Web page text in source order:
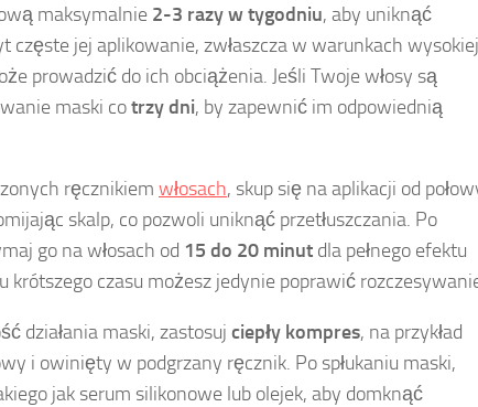
maksymalnie 2-3 razy w tygodniu, aby uniknąć
częste jej aplikowanie, zwłaszcza w warunkach wysokiej
prowadzić do ich obciążenia. Jeśli Twoje włosy są
maski cotrzy dni, by zapewnić im odpowiednią
ręcznikiem włosach, skup się na aplikacji od
skalp, co pozwoli uniknąć przetłuszczania. Po
go na włosach od 15 do 20 minut dla pełnego efektu
krótszego czasu możesz jedynie poprawić
działania maski, zastosuj ciepły kompres, na przykład
i owinięty w podgrzany ręcznik. Po spłukaniu maski,
jak serum silikonowe lub olejek, aby domknąć